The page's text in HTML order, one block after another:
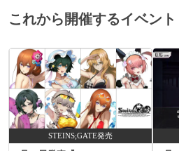
これから開催するイベント
STEINS;GATE発売